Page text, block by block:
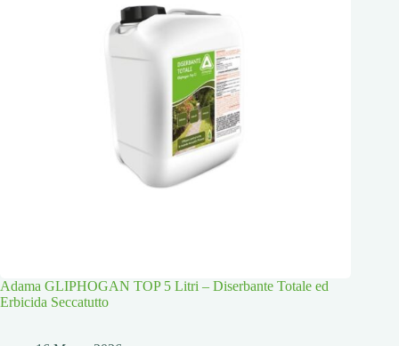
Adama GLIPHOGAN TOP 5 Litri – Diserbante Totale ed
Erbicida Seccatutto